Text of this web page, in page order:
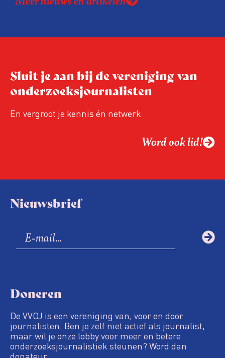
Sluit je aan bij de vereniging van
onderzoeksjournalisten
En vergroot je kennis én netwerk
Word ook lid!
Nieuwsbrief
Doneren
De VVOJ is een vereniging van, voor en door
journalisten. Ben je zelf niet actief als journalist,
maar wil je onze lobby voor meer en betere
onderzoeksjournalistiek steunen? Word dan